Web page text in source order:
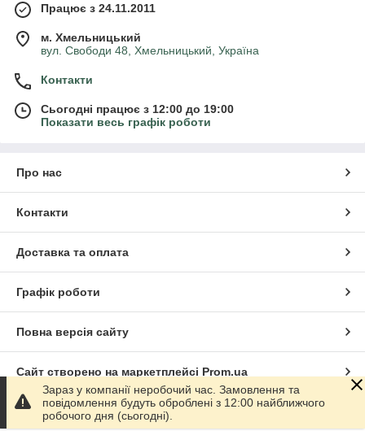
Працює з 24.11.2011
м. Хмельницький
вул. Свободи 48, Хмельницький, Україна
Контакти
Сьогодні працює з 12:00 до 19:00
Показати весь графік роботи
Про нас
Контакти
Доставка та оплата
Графік роботи
Повна версія сайту
Сайт створено на маркетплейсі Prom.ua
Політика конфіденційності
Зараз у компанії неробочий час. Замовлення та
повідомлення будуть оброблені з 12:00 найближчого
робочого дня (сьогодні).